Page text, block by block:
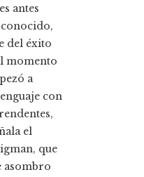
antes
del éxito
momento
a
con
el
que
asombro